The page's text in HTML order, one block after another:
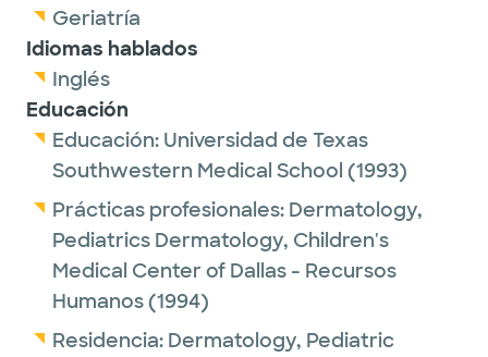
Geriatría
Idiomas hablados
Inglés
Educación
Educación: Universidad de Texas
Southwestern Medical School (1993)
Prácticas profesionales: Dermatology,
Pediatrics Dermatology, Children's
Medical Center of Dallas - Recursos
Humanos(1994)
Residencia: Dermatology, Pediatric